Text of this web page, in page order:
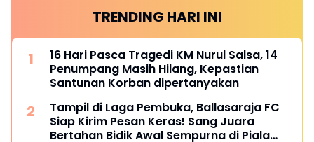
TRENDING HARI INI
16 Hari Pasca Tragedi KM Nurul Salsa, 14
Penumpang Masih Hilang, Kepastian
Santunan Korban dipertanyakan
Tampil di Laga Pembuka, Ballasaraja FC
Siap Kirim Pesan Keras! Sang Juara
Bertahan Bidik Awal Sempurna di Piala